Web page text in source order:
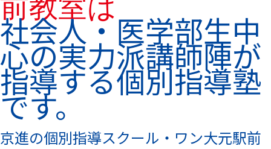
前教室は
社会人・医学部生中
心の実力派講師陣が
指導する個別指導塾
です。
京進の個別指導スクール・ワン大元駅前